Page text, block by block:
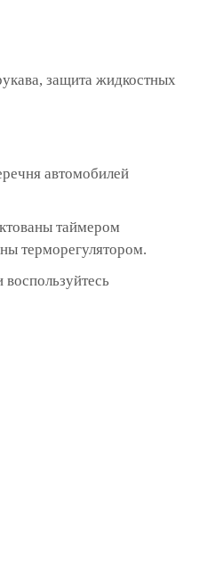
защита жидкостных
автомобилей
таймером
терморегулятором.